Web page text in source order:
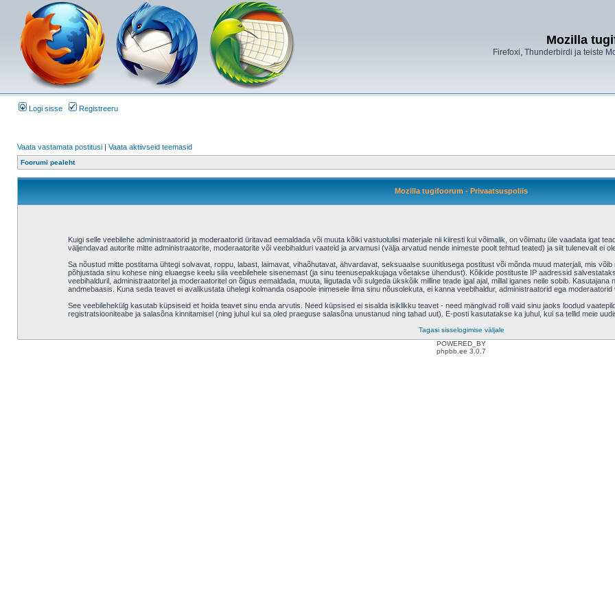
Mozilla
Firefoxi, Thunderbirdi ja teiste
Logi sisse Registreeru
Vaata vastamata postitusi | Vaata aktiivseid teemasid
Foorumi pealeht
Mozilla tugifoorum - Privaatsuspoliis
Kuigi selle veebilehe administraatorid ja moderaatorid üritavad eemaldada või muuta kõiki vastuolulisi materjale nii kiiresti kui võimalik, on võimatu üle vaadata igat
väljendavad autorite mitte administraatorite, moderaatorite või veebihalduri vaateid ja arvamusi (välja arvatud nende inimeste poolt tehtud teated) ja siit tulenevalt ei
Sa nõustud mitte postitama ühtegi solvavat, roppu, labast, laimavat, vihaõhutavat, ähvardavat, seksuaalse suunitlusega postitust või mõnda muud materjali, mis
põhjustada sinu kohese ning eluaegse keelu siia veebilehele sisenemast (ja sinu teenusepakkujaga võetakse ühendust). Kõikide postituste IP aadressid
veebihalduril, administraatoritel ja moderaatoritel on õigus eemaldada, muuta, liigutada või sulgeda ükskõik milline teade igal ajal, millal iganes neile sobib.
andmebaasis. Kuna seda teavet ei avalikustata ühelegi kolmanda osapoole inimesele ilma sinu nõusolekuta, ei kanna veebihaldur, administraatorid ega
See veebilehekülg kasutab küpsiseid et hoida teavet sinu enda arvutis. Need küpsised ei sisalda isiklikku teavet - need mängivad rolli vaid sinu jaoks loodud
registratsiooniteabe ja salasõna kinnitamisel (ning juhul kui sa oled praeguse salasõna unustanud ning tahad uut). E-posti kasutatakse ka juhul, kui sa tellid meie
Tagasi sisselogimise väljale
POWERED_BY
phpbb.ee 3.0.7